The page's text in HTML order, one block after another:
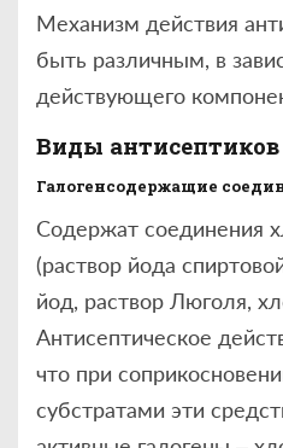
Механизм действия
быть различным, в
действующего
Виды антисептиков
Галогенсодержащие
Содержат соединения
(раствор йода
йод, раствор Люголя,
Антисептическое
что при
субстратами эти